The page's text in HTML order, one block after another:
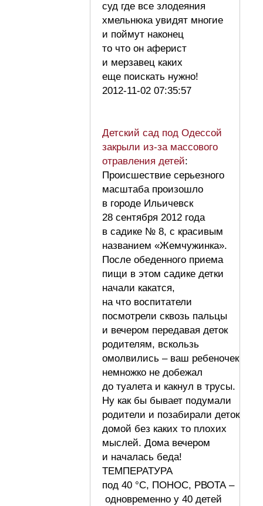
суд где все злодеяния
хмельнюка увидят многие
и поймут наконец
то что он аферист
и мерзавец каких
еще поискать нужно!
2012-11-02 07:35:57
Детский сад под Одессой
закрыли из-за массового
отравления детей:
Происшествие серьезного
масштаба произошло
в городе Ильичевск
28 сентября 2012 года
в садике № 8, с красивым
названием «Жемчужинка».
После обеденного приема
пищи в этом садике детки
начали какатся,
на что воспитатели
посмотрели сквозь пальцы
и вечером передавая деток
родителям, вскользь
омолвились – ваш ребеночек
немножко не добежал
до туалета и какнул в трусы.
Ну как бы бывает подумали
родители и позабирали деток
домой без каких то плохих
мыслей. Дома вечером
и началась беда!
ТЕМПЕРАТУРА
под 40 °С, ПОНОС, РВОТА –
одновременно у 40 детей